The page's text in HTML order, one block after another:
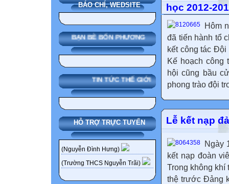
BÁO CHÍ, WEDSITE
BẠN BÈ BỐN PHƯƠNG
TIN TỨC THẾ GIỚI
HỖ TRỢ TRỰC TUYẾN
(Nguyễn Đình Hưng)
(Trường THCS Nguyễn Trãi)
học 2012-
Hôm
đã tiến hành tổ
kết công tác Đội
Kế hoạch công
hội cũng bầu
phong trào đội
Lễ kết nạp
Ngày
kết nạp đoàn
Trong không
thệ trước Đảng